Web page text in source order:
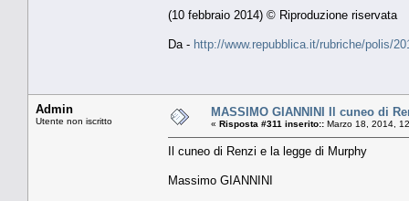
(10 febbraio 2014) © Riproduzione riservata
Da - http://www.repubblica.it/rubriche/polis/
Admin
Utente non iscritto
MASSIMO GIANNINI Il cuneo di
« Risposta #311 inserito:: Marzo 18, 2014,
Il cuneo di Renzi e la legge di Murphy
Massimo GIANNINI